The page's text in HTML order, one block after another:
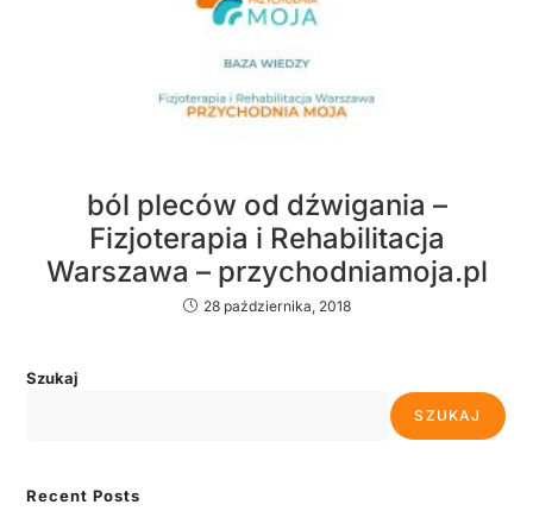
ból pleców od dźwigania –
Fizjoterapia i Rehabilitacja
Warszawa – przychodniamoja.pl
28 października, 2018
Szukaj
SZUKAJ
Recent Posts